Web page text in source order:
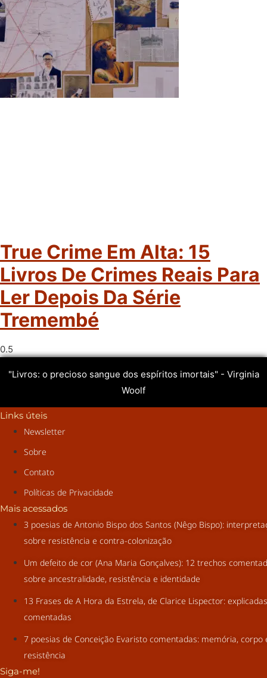
True Crime Em Alta: 15
Livros De Crimes Reais Para
Ler Depois Da Série
Tremembé
"Livros: o precioso sangue dos espíritos imortais" - Virginia
Woolf
Links úteis
Newsletter
Sobre
Contato
Políticas de Privacidade
Mais acessados
3 poesias de Antonio Bispo dos Santos (Nêgo Bispo):
sobre resistência e contra-colonização
Um defeito de cor (Ana Maria Gonçalves): 12 trechos
sobre ancestralidade, resistência e identidade
13 Frases de A Hora da Estrela, de Clarice Lispector:
comentadas
7 poesias de Conceição Evaristo comentadas: memória, corpo
resistência
Siga-me!